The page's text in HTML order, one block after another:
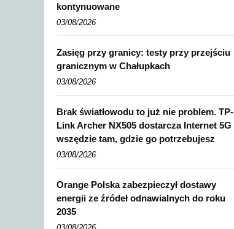
kontynuowane
03/08/2026
Zasięg przy granicy: testy przy przejściu
granicznym w Chałupkach
03/08/2026
Brak światłowodu to już nie problem. TP-
Link Archer NX505 dostarcza Internet 5G
wszędzie tam, gdzie go potrzebujesz
03/08/2026
Orange Polska zabezpieczył dostawy
energii ze źródeł odnawialnych do roku
2035